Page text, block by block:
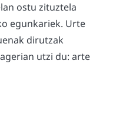
ostu zituztela
egunkariek. Urte
dirutzak
utzi du: arte